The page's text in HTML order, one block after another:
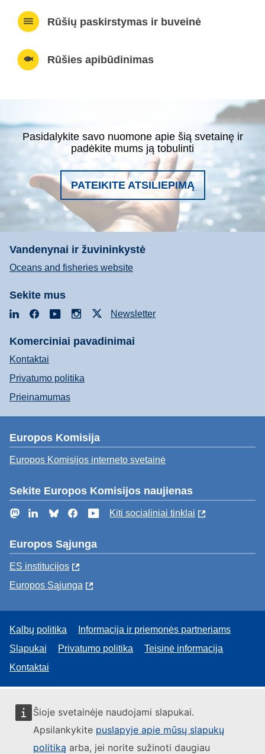
Šioje svetainėje naudojami slapukai.
Apsilankykite puslapyje apie mūsų slapukų
politiką arba, jei norite sužinoti daugiau
Rūšių paskirstymas ir buveinė
Rūšies apibūdinimas
Pasidalykite savo nuomone apie šią svetainę ir
padėkite mums ją tobulinti
PATEIKITE ATSILIEPIMĄ
Vandenynai ir žuvininkystė
Oceans and fisheries website
Sekite mus
LinkedInFacebookYouTubeInstagramNewsletter
Komerciniai pavadinimai
Kontaktai
Privatumo politika
Prieinamumas
Europos Komisija
Europos Komisijos interneto svetainė
Sekite Europos Komisijos naujienas
MastodonLinkedInBlueskyFacebookYouTube
Kiti socialiniai tinklai
Europos Sąjunga
ES institucijоs
Europos Sąjunga
Kalbų politika
Informacija ir priemonės partneriams
Slapukai
Privatumo politika
Teisinė informacija
Kontaktai